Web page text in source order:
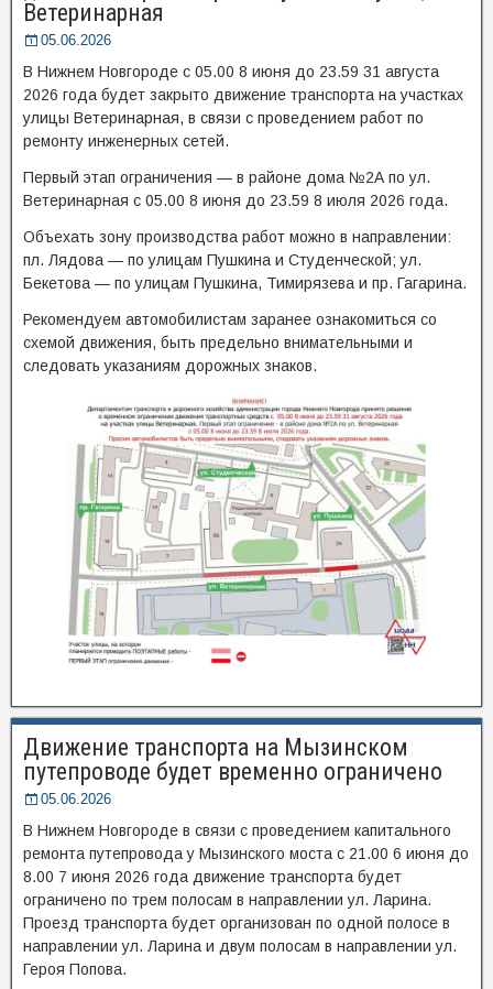
Ветеринарная
05.06.2026
В Нижнем Новгороде с 05.00 8 июня до 23.59 31 августа
2026 года будет закрыто движение транспорта на участках
улицы Ветеринарная, в связи с проведением работ по
ремонту инженерных сетей.
Первый этап ограничения — в районе дома №2А по ул.
Ветеринарная с 05.00 8 июня до 23.59 8 июля 2026 года.
Объехать зону производства работ можно в направлении:
пл. Лядова — по улицам Пушкина и Студенческой; ул.
Бекетова — по улицам Пушкина, Тимирязева и пр. Гагарина.
Рекомендуем автомобилистам заранее ознакомиться со
схемой движения, быть предельно внимательными и
следовать указаниям дорожных знаков.
Движение транспорта на Мызинском
путепроводе будет временно ограничено
05.06.2026
В Нижнем Новгороде в связи с проведением капитального
ремонта путепровода у Мызинского моста с 21.00 6 июня до
8.00 7 июня 2026 года движение транспорта будет
ограничено по трем полосам в направлении ул. Ларина.
Проезд транспорта будет организован по одной полосе в
направлении ул. Ларина и двум полосам в направлении ул.
Героя Попова.